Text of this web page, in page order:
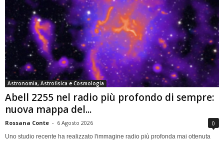
Astronomia, Astrofisica e Cosmologia
Abell 2255 nel radio più profondo di sempre:
nuova mappa del...
Rossana Conte - 6 Agosto 2026 0
Uno studio recente ha realizzato l'immagine radio più profonda mai ottenuta